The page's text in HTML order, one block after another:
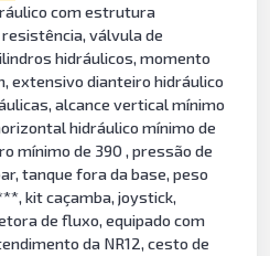
com estrutura
válvula de
hidráulicos, momento
extensivo dianteiro hidráulico
alcance vertical mínimo
hidráulico mínimo de
mínimo de 390 , pressão de
tanque fora da base, peso
kit caçamba, joystick,
de fluxo, equipado com
da NR12, cesto de